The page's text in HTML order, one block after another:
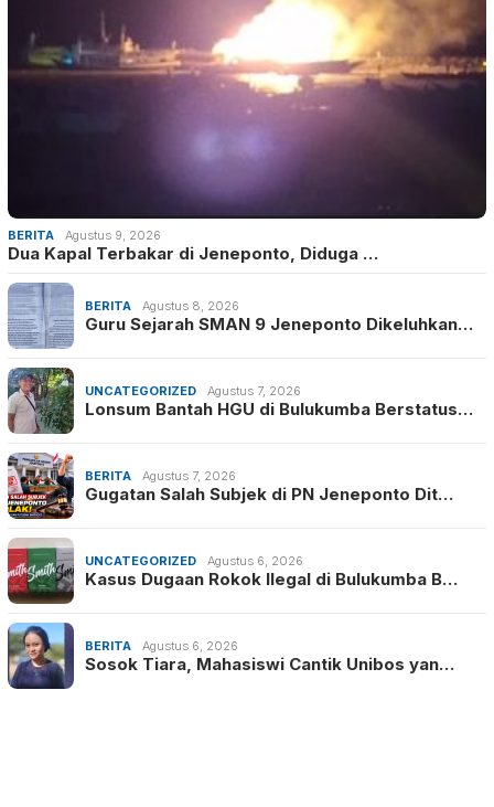
BERITA Agustus 9, 2026
Dua Kapal Terbakar di Jeneponto, Diduga …
BERITA Agustus 8, 2026
Guru Sejarah SMAN 9 Jeneponto Dikeluhkan…
UNCATEGORIZED Agustus 7, 2026
Lonsum Bantah HGU di Bulukumba Berstatus…
BERITA Agustus 7, 2026
Gugatan Salah Subjek di PN Jeneponto Dit…
UNCATEGORIZED Agustus 6, 2026
Kasus Dugaan Rokok Ilegal di Bulukumba B…
BERITA Agustus 6, 2026
Sosok Tiara, Mahasiswi Cantik Unibos yan…